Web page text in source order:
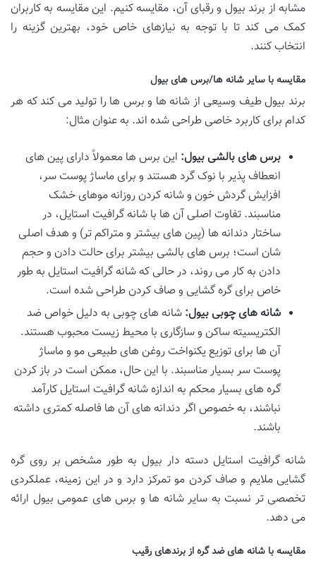
مشابه از برند بیول و رقبای آن، مقایسه کنیم. این مقایسه به کاربران
کمک می کند تا با توجه به نیازهای خاص خود، بهترین گزینه را
انتخاب کنند.
مقایسه با سایر شانه ها/برس های بیول
برند بیول طیف وسیعی از شانه ها و برس ها را تولید می کند که هر
کدام برای کاربرد خاصی طراحی شده اند. به عنوان مثال:
برس های بالشی بیول: این برس ها معمولاً دارای پین های
انعطاف پذیر با نوک گرد هستند و برای ماساژ پوست سر،
افزایش گردش خون و شانه کردن روزانه موهای خشک
مناسبند. تفاوت اصلی آن ها با شانه گرافیت استایل، در
ساختار دندانه ها (پین های بیشتر و متراکم تر) و هدف اصلی
شان است؛ برس های بالشی بیشتر برای حالت دادن و حجم
دادن به کار می روند، در حالی که شانه گرافیت استایل به طور
خاص برای گره گشایی و صاف کردن طراحی شده است.
شانه های چوبی بیول: شانه های چوبی به دلیل خواص ضد
الکتریسیته ساکن و سازگاری با محیط زیست محبوب هستند.
آن ها برای توزیع یکنواخت روغن های طبیعی مو و ماساژ
پوست سر بسیار مناسبند. با این حال، ممکن است در باز کردن
گره های بسیار محکم به اندازه شانه گرافیت استایل کارآمد
نباشند، به خصوص اگر دندانه های آن ها فاصله کمتری داشته
باشند.
شانه گرافیت استایل دسته دار بیول به طور مشخص بر روی گره
گشایی ملایم و صاف کردن مو تمرکز دارد و در این زمینه، عملکردی
تخصصی تر نسبت به سایر شانه ها و برس های عمومی بیول ارائه
می دهد.
مقایسه با شانه های ضد گره از برندهای رقیب